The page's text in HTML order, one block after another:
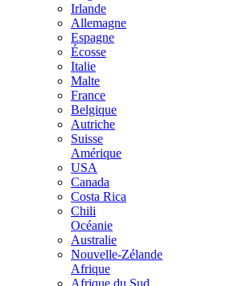
Irlande
Allemagne
Espagne
Écosse
Italie
Malte
France
Belgique
Autriche
Suisse
Amérique
USA
Canada
Costa Rica
Chili
Océanie
Australie
Nouvelle-Zélande
Afrique
Afrique du Sud